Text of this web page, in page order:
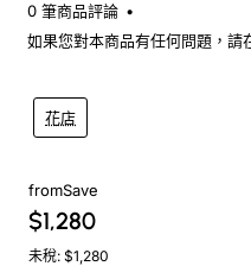
花店
0 筆商品評論 •
如果您對本商品有任何問題，請
fromSave
$1,280
未稅: $1,280